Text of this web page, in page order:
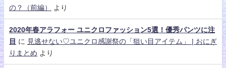
の？（前編）
より
2020年春アラフォー ユニクロファッション5選！優秀パンツに注
目 に
見逃せない♡ユニクロ感謝祭の「狙い目アイテム」 | おにぎ
りまとめ より